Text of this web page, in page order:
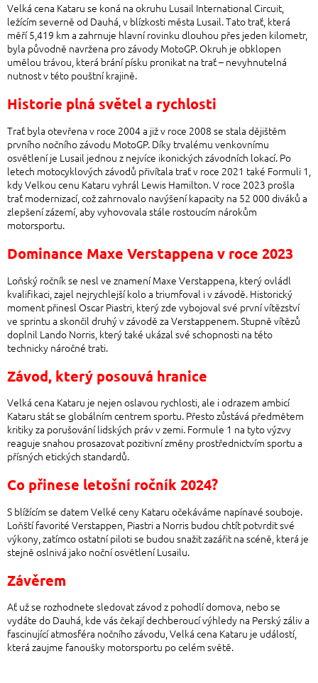
Velká cena Kataru se koná na okruhu Lusail International Circuit,
ležícím severně od Dauhá, v blízkosti města Lusail. Tato trať, která
měří 5,419 km a zahrnuje hlavní rovinku dlouhou přes jeden kilometr,
byla původně navržena pro závody MotoGP. Okruh je obklopen
umělou trávou, která brání písku pronikat na trať – nevyhnutelná
nutnost v této pouštní krajině.
Historie plná světel a rychlosti
Trať byla otevřena v roce 2004 a již v roce 2008 se stala dějištěm
prvního nočního závodu MotoGP. Díky trvalému venkovnímu
osvětlení je Lusail jednou z nejvíce ikonických závodních lokací. Po
letech motocyklových závodů přivítala trať v roce 2021 také Formuli 1,
kdy Velkou cenu Kataru vyhrál Lewis Hamilton. V roce 2023 prošla
trať modernizací, což zahrnovalo navýšení kapacity na 52 000 diváků a
zlepšení zázemí, aby vyhovovala stále rostoucím nárokům
motorsportu.
Dominance Maxe Verstappena v roce 2023
Loňský ročník se nesl ve znamení Maxe Verstappena, který ovládl
kvalifikaci, zajel nejrychlejší kolo a triumfoval i v závodě. Historický
moment přinesl Oscar Piastri, který zde vybojoval své první vítězství
ve sprintu a skončil druhý v závodě za Verstappenem. Stupně vítězů
doplnil Lando Norris, který také ukázal své schopnosti na této
technicky náročné trati.
Závod, který posouvá hranice
Velká cena Kataru je nejen oslavou rychlosti, ale i odrazem ambicí
Kataru stát se globálním centrem sportu. Přesto zůstává předmětem
kritiky za porušování lidských práv v zemi. Formule 1 na tyto výzvy
reaguje snahou prosazovat pozitivní změny prostřednictvím sportu a
přísných etických standardů.
Co přinese letošní ročník 2024?
S blížícím se datem Velké ceny Kataru očekáváme napínavé souboje.
Loňští favorité Verstappen, Piastri a Norris budou chtít potvrdit své
výkony, zatímco ostatní piloti se budou snažit zazářit na scéně, která je
stejně oslnivá jako noční osvětlení Lusailu.
Závěrem
Ať už se rozhodnete sledovat závod z pohodlí domova, nebo se
vydáte do Dauhá, kde vás čekají dechberoucí výhledy na Perský záliv a
fascinující atmosféra nočního závodu, Velká cena Kataru je událostí,
která zaujme fanoušky motorsportu po celém světě.